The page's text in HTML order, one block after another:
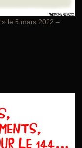
» le 6 mars 2022 –